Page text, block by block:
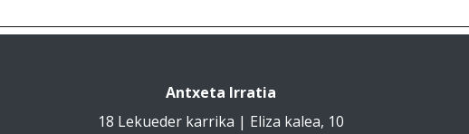
Antxeta Irratia
18 Lekueder karrika | Eliza kalea, 10